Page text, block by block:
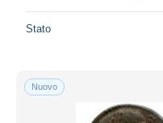
Stato
Nuovo